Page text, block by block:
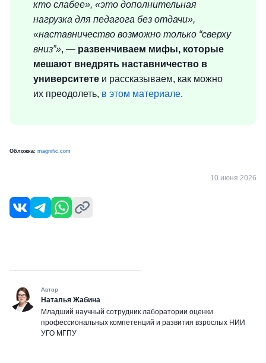
кто слабее», «это дополнительная
нагрузка для педагога без отдачи»,
«наставничество возможно только “сверху
вниз”», — развенчиваем мифы, которые
мешают внедрять наставничество в
университете и рассказываем, как можно
их преодолеть, в этом материале.
Обложка: magnific.com
10 июня 2026
Автор
Наталья Жабина
Младший научный сотрудник лаборатории оценки
профессиональных компетенций и развития взрослых НИИ
УГО МГПУ